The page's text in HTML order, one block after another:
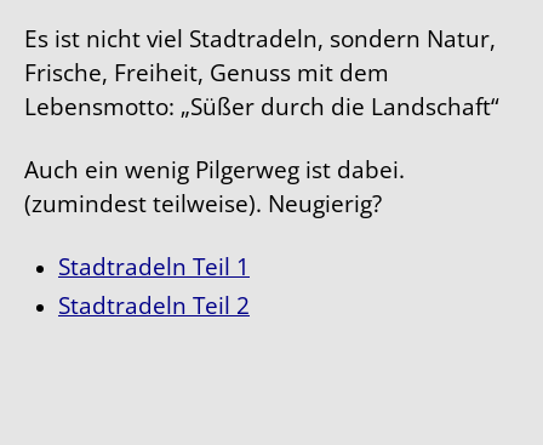
Es ist nicht viel Stadtradeln, sondern Natur,
Frische, Freiheit, Genuss mit dem
Lebensmotto: „Süßer durch die Landschaft“
Auch ein wenig Pilgerweg ist dabei.
(zumindest teilweise). Neugierig?
Stadtradeln Teil 1
Stadtradeln Teil 2